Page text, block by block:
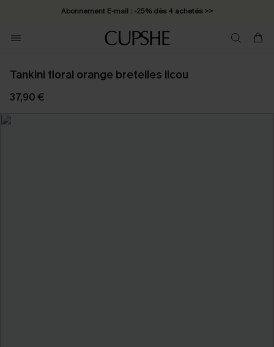
Abonnement E-mail : -25% dès 4 achetés >>
Tankini floral orange bretelles licou
37,90 €